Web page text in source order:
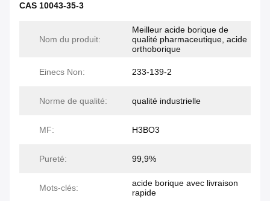
CAS 10043-35-3
Nom du produit:
Meilleur acide borique de
qualité pharmaceutique, acide
orthoborique
Einecs Non: 233-139-2
Norme de qualité: qualité industrielle
MF: H3BO3
Pureté: 99,9%
Mots-clés:
acide borique avec livraison
rapide